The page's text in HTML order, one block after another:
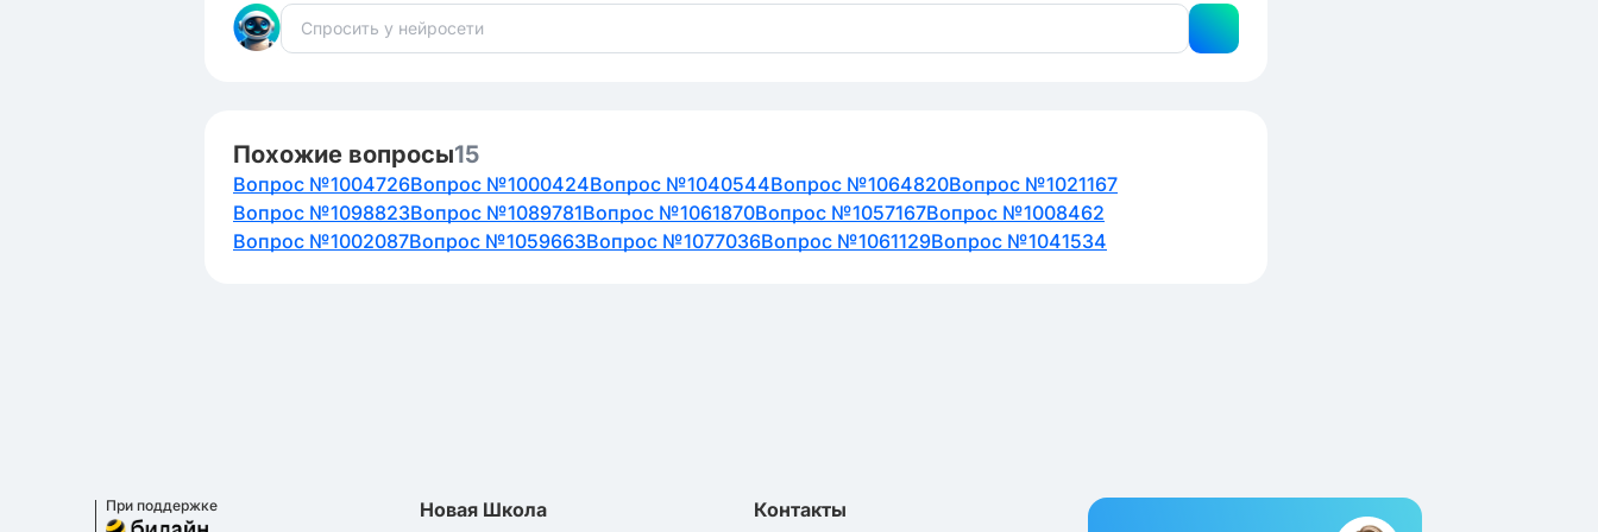
Похожие вопросы15
Вопрос №1004726Вопрос №1000424Вопрос №1040544Вопрос №1064820Вопрос №1021167
Вопрос №1098823Вопрос №1089781Вопрос №1061870Вопрос №1057167Вопрос №1008462
Вопрос №1002087Вопрос №1059663Вопрос №1077036Вопрос №1061129Вопрос №1041534
При поддержке Новая Школа Контакты